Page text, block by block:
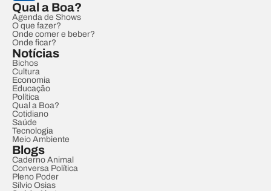
Qual a Boa?
Agenda de Shows
O que fazer?
Onde comer e beber?
Onde ficar?
Notícias
Bichos
Cultura
Economia
Educação
Política
Qual a Boa?
Cotidiano
Saúde
Tecnologia
Meio Ambiente
Blogs
Caderno Animal
Conversa Política
Pleno Poder
Sílvio Osias